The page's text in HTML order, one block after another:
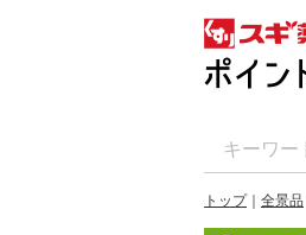
トップ 全景品